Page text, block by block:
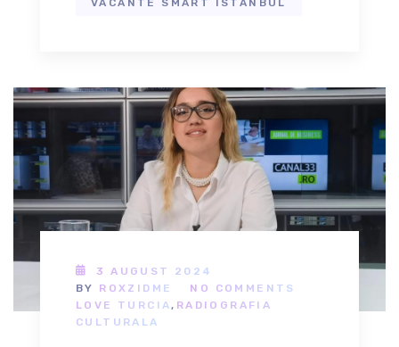
3 AUGUST 2024
BY ROXZIDME
NO COMMENTS
LOVE TURCIA , RADIOGRAFIA
CULTURALA